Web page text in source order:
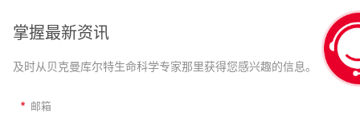
掌握最新资讯
及时从贝克曼库尔特生命科学专家那里获得您感兴趣的信息。
* 邮箱